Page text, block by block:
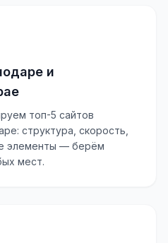
и
топ-5 сайтов
структура, скорость,
элементы — берём
мест.